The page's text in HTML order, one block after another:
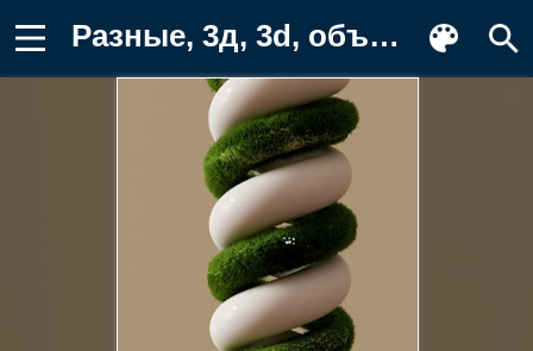
Разные, 3д, 3d, объем, рендеринг Фото